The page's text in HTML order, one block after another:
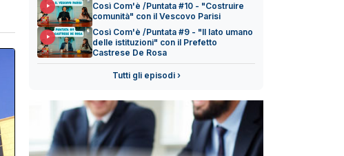
Così Com'è /Puntata #10 - "Costruire
comunità" con il Vescovo Parisi
Così Com'è /Puntata #9 - "Il lato umano
delle istituzioni" con il Prefetto
Castrese De Rosa
Tutti gli episodi ›